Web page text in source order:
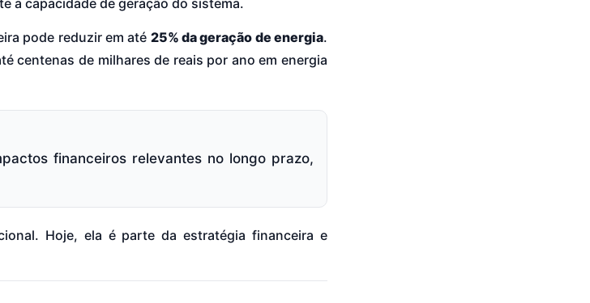
a capacidade de geração do sistema.
pode reduzir em até 25% da geração de energia.
centenas de milhares de reais por ano em energia
financeiros relevantes no longo prazo,
Hoje, ela é parte da estratégia financeira e